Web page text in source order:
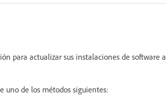
para actualizar sus instalaciones de software a
uno de los métodos siguientes: